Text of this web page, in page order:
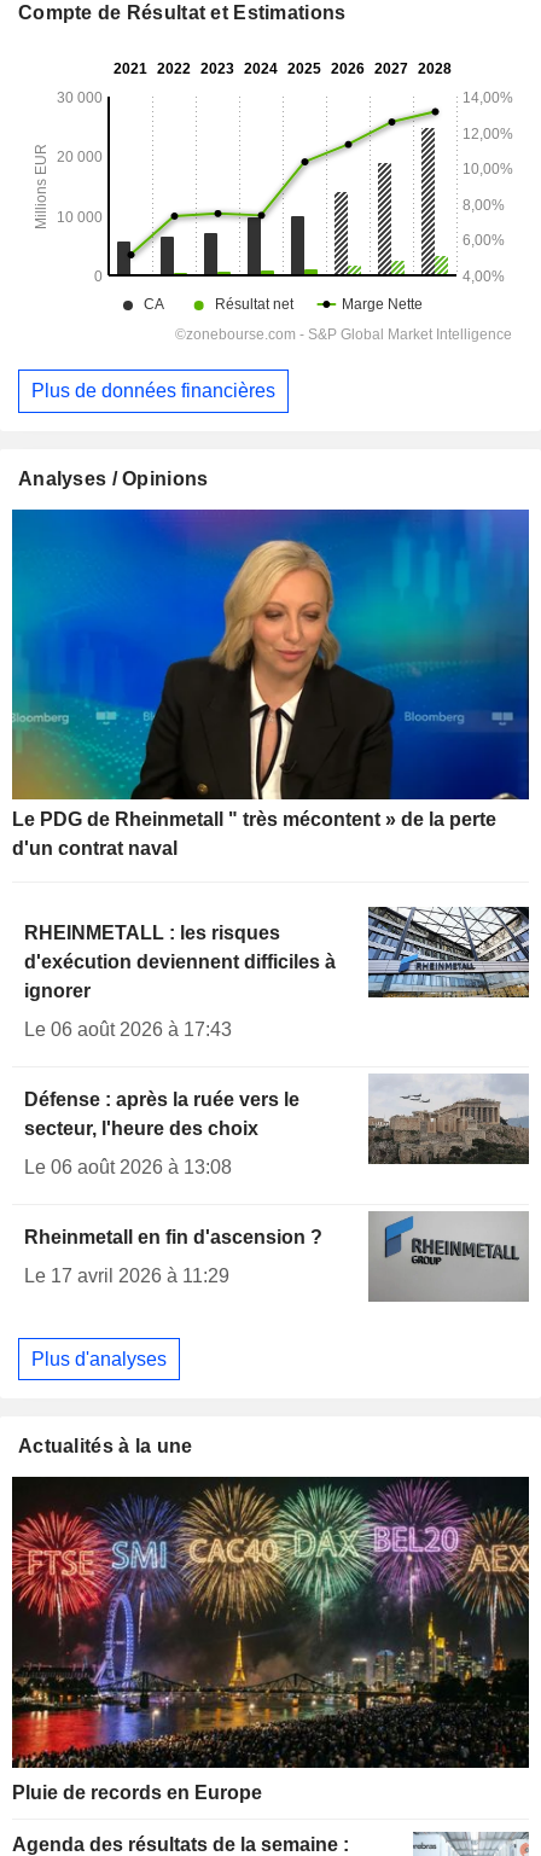
Compte de Résultat et Estimations
Plus de données financières
Analyses / Opinions
Le PDG de Rheinmetall " très mécontent » de la perte
d'un contrat naval
RHEINMETALL : les risques
d'exécution deviennent difficiles à
ignorer
Le 06 août 2026 à 17:43
Défense : après la ruée vers le
secteur, l'heure des choix
Le 06 août 2026 à 13:08
Rheinmetall en fin d'ascension ?
Le 17 avril 2026 à 11:29
Plus d'analyses
Actualités à la une
Pluie de records en Europe
Agenda des résultats de la semaine :